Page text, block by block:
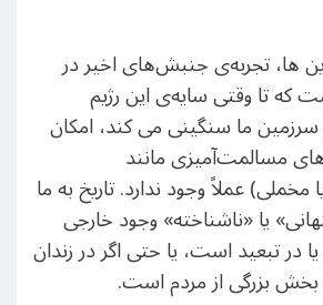
ها، تجربه‌ی جنبش‌های اخیر در
که تا وقتی سایه‌ی این رژیم
ما سنگینی می کند، امکان
مسالمت‌آمیزی مانند
عملاً وجود ندارد. تاریخ به ما
یا «ناشناخته» وجود خارجی
یا در تبعید است، یا حتی اگر در زندان
بزرگی از مردم است.